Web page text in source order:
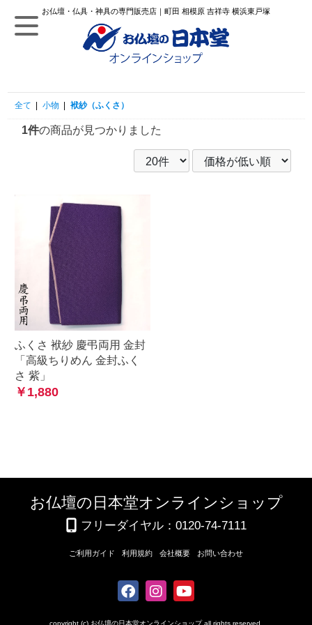
お仏壇・仏具・神具の専門販売店｜町田 相模原 吉祥寺 横浜東戸塚
全て | 小物 | 袱紗（ふくさ）
1件の商品が見つかりました
ふくさ 袱紗 慶弔両用 金封
「高級ちりめん 金封ふく
さ 紫」
￥1,880
お仏壇の日本堂オンラインショップ
フリーダイヤル：0120-74-7111
ご利用ガイド 利用規約 会社概要 お問い合わせ
copyright (c) お仏壇の日本堂オンラインショップ all rights reserved.